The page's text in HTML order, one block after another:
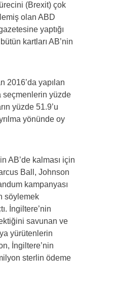
(Brexit) çok
olan ABD
yaptığı
kartları AB’nin
2016’da yapılan
seçmenlerin yüzde
yüzde 51.9’u
yönünde oy
AB’de kalması için
Ball, Johnson
kampanyası
söylemek
İngiltere’nin
savunan ve
yürütenlerin
İngiltere’nin
sterlin ödeme